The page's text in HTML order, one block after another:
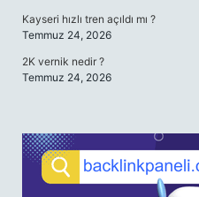
Kayseri hızlı tren açıldı mı ?
Temmuz 24, 2026
2K vernik nedir ?
Temmuz 24, 2026